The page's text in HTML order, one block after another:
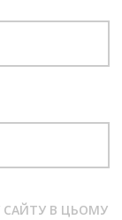
САЙТУ В ЦЬОМУ